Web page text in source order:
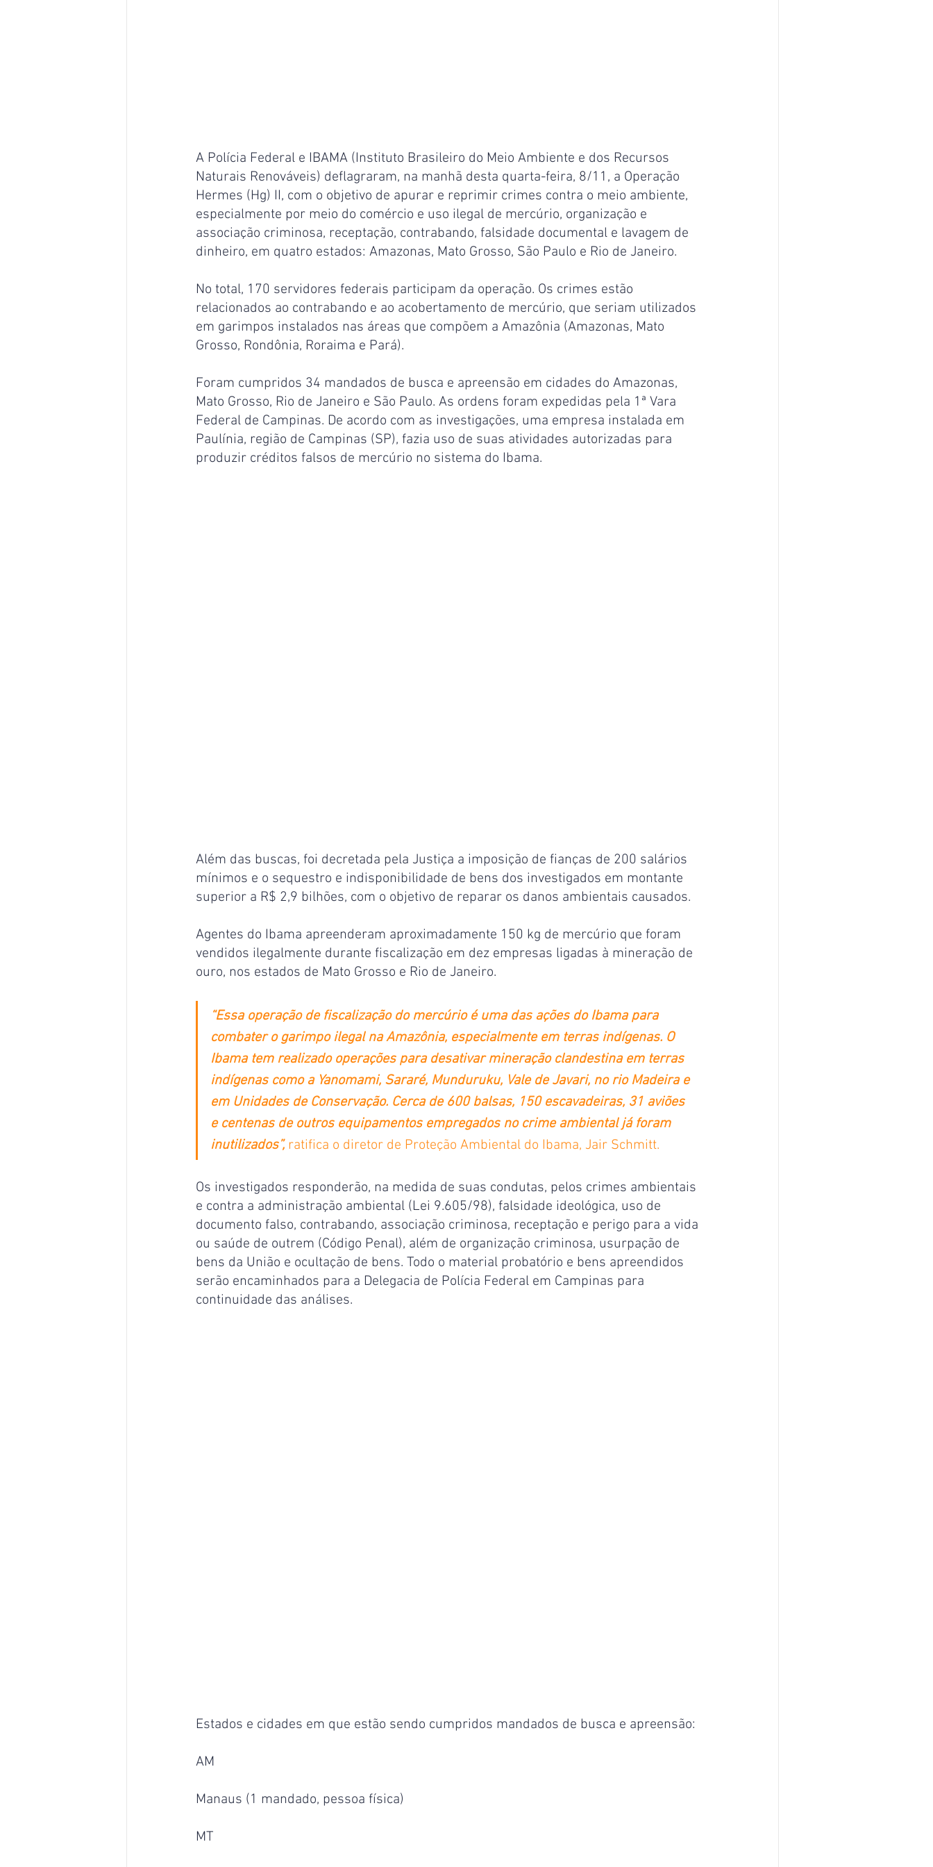
A Polícia Federal e IBAMA (Instituto Brasileiro do Meio Ambiente e dos Recursos
Naturais Renováveis) deflagraram, na manhã desta quarta-feira, 8/11, a Operação
Hermes (Hg) II, com o objetivo de apurar e reprimir crimes contra o meio ambiente,
especialmente por meio do comércio e uso ilegal de mercúrio, organização e
associação criminosa, receptação, contrabando, falsidade documental e lavagem de
dinheiro, em quatro estados: Amazonas, Mato Grosso, São Paulo e Rio de Janeiro.
No total, 170 servidores federais participam da operação. Os crimes estão
relacionados ao contrabando e ao acobertamento de mercúrio, que seriam utilizados
em garimpos instalados nas áreas que compõem a Amazônia (Amazonas, Mato
Grosso, Rondônia, Roraima e Pará).
Foram cumpridos 34 mandados de busca e apreensão em cidades do Amazonas,
Mato Grosso, Rio de Janeiro e São Paulo. As ordens foram expedidas pela 1ª Vara
Federal de Campinas. De acordo com as investigações, uma empresa instalada em
Paulínia, região de Campinas (SP), fazia uso de suas atividades autorizadas para
produzir créditos falsos de mercúrio no sistema do Ibama.
Além das buscas, foi decretada pela Justiça a imposição de fianças de 200 salários
mínimos e o sequestro e indisponibilidade de bens dos investigados em montante
superior a R$ 2,9 bilhões, com o objetivo de reparar os danos ambientais causados.
Agentes do Ibama apreenderam aproximadamente 150 kg de mercúrio que foram
vendidos ilegalmente durante fiscalização em dez empresas ligadas à mineração de
ouro, nos estados de Mato Grosso e Rio de Janeiro.
“Essa operação de fiscalização do mercúrio é uma das ações do Ibama para
combater o garimpo ilegal na Amazônia, especialmente em terras indígenas. O
Ibama tem realizado operações para desativar mineração clandestina em terras
indígenas como a Yanomami, Sararé, Munduruku, Vale de Javari, no rio Madeira e
em Unidades de Conservação. Cerca de 600 balsas, 150 escavadeiras, 31 aviões
e centenas de outros equipamentos empregados no crime ambiental já foram
inutilizados”, ratifica o diretor de Proteção Ambiental do Ibama, Jair Schmitt.
Os investigados responderão, na medida de suas condutas, pelos crimes ambientais
e contra a administração ambiental (Lei 9.605/98), falsidade ideológica, uso de
documento falso, contrabando, associação criminosa, receptação e perigo para a vida
ou saúde de outrem (Código Penal), além de organização criminosa, usurpação de
bens da União e ocultação de bens. Todo o material probatório e bens apreendidos
serão encaminhados para a Delegacia de Polícia Federal em Campinas para
continuidade das análises.
Estados e cidades em que estão sendo cumpridos mandados de busca e apreensão:
AM
Manaus (1 mandado, pessoa física)
MT